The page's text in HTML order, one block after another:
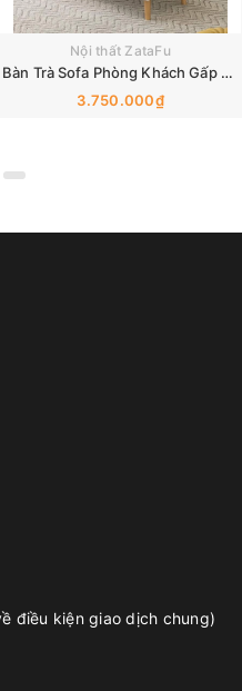
Nội thất ZataFu
Bàn Trà Sofa Phòng Khách Gấp Gọn Đa Năng BSF-34 ZataFu
3.750.000₫
điều kiện giao dịch chung)